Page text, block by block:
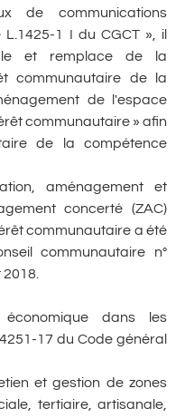
de communications
1 I du CGCT », il
et remplace de la
communautaire de la
de l'espace
communautaire » afin
de la compétence
aménagement et
concerté (ZAC)
communautaire a été
communautaire n°
2018.
dans les
17 du Code général
et gestion de zones
tertiaire, artisanale,